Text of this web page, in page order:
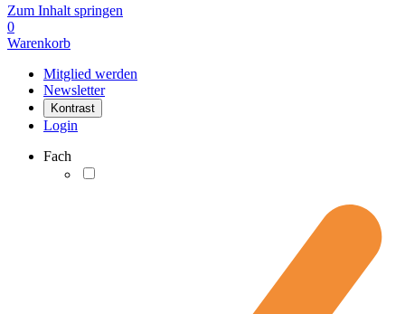
Zum Inhalt springen
0
Warenkorb
Mitglied werden
Newsletter
Kontrast
Login
Fach